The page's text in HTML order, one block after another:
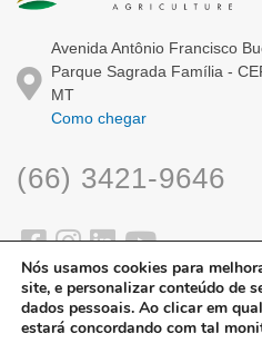
Avenida Antônio Francisco
Parque Sagrada Família -
MT
Como chegar
(66) 3421-9646
Nós usamos cookies para
site, e personalizar conteúdo de
dados pessoais. Ao clicar em
estará concordando com tal